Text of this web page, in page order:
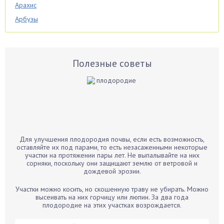
Арахис
Арбузы
Аспарагус
Бархатцы
Бегония
Бирючина
Бобовые
Полезные советы
Для улучшения плодородия почвы, если есть возможность,
оставляйте их под парами, то есть незасаженными некоторые
участки на протяжении пары лет. Не выпалывайте на них
сорняки, поскольку они защищают землю от ветровой и
дождевой эрозии.
Участки можно косить, но скошенную траву не убирать. Можно
высеивать на них горчицу или люпин. За два года
плодородие на этих участках возрождается.